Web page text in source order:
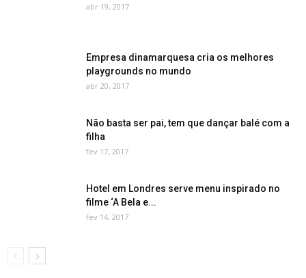
abr 19, 2017
Empresa dinamarquesa cria os melhores
playgrounds no mundo
abr 20, 2017
Não basta ser pai, tem que dançar balé com a
filha
fev 17, 2017
Hotel em Londres serve menu inspirado no
filme ‘A Bela e...
fev 14, 2017